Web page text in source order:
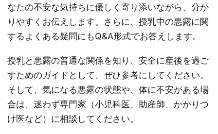
なたの不安な気持ちに優しく寄り添いながら、分か
りやすくお伝えします。さらに、授乳中の悪露に関
するよくある疑問にもQ&A形式でお答えします。
授乳と悪露の普通な関係を知り、安全に産後を過ご
すためのガイドとして、ぜひ参考にしてください。
そして、気になる悪露の状態や、体に不安がある場
合は、迷わず専門家（小児科医、助産師、かかりつ
け医など）に相談してください。